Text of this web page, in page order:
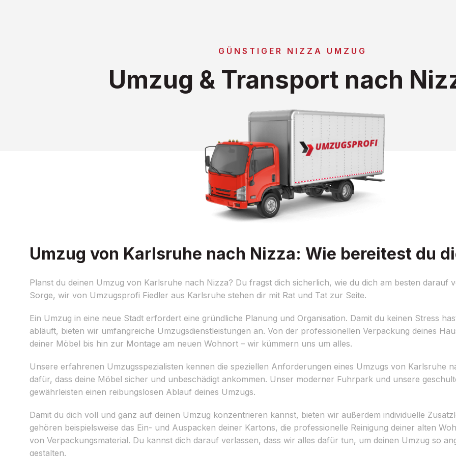
GÜNSTIGER NIZZA UMZUG
Umzug & Transport nach
Umzug von Karlsruhe nach Nizza: Wie bereitest du
Planst du deinen Umzug von Karlsruhe nach Nizza? Du fragst dich sicherlich, wie du dich am besten darauf
Sorge, wir von Umzugsprofi Fiedler aus Karlsruhe stehen dir mit Rat und Tat zur Seite.
Ein Umzug in eine neue Stadt erfordert eine gründliche Planung und Organisation. Damit du keinen Stress
abläuft, bieten wir umfangreiche Umzugsdienstleistungen an. Von der professionellen Verpackung deines
deiner Möbel bis hin zur Montage am neuen Wohnort – wir kümmern uns um alles.
Unsere erfahrenen Umzugsspezialisten kennen die speziellen Anforderungen eines Umzugs von Karlsruhe
dafür, dass deine Möbel sicher und unbeschädigt ankommen. Unser moderner Fuhrpark und unsere
gewährleisten einen reibungslosen Ablauf deines Umzugs.
Damit du dich voll und ganz auf deinen Umzug konzentrieren kannst, bieten wir außerdem individuelle
gehören beispielsweise das Ein- und Auspacken deiner Kartons, die professionelle Reinigung deiner alten
von Verpackungsmaterial. Du kannst dich darauf verlassen, dass wir alles dafür tun, um deinen Umzug so
gestalten.